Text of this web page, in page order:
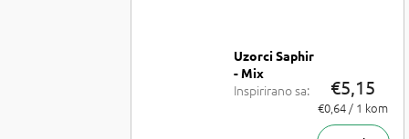
Uzorci Saphir
- Mix
Inspirirano sa:
€5,15
Izmjeri
cijenu:
€0,64 / 1 kom